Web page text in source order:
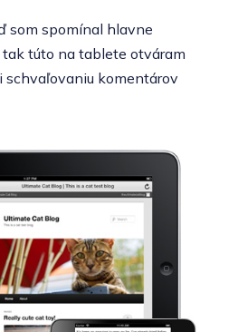
som spomínal hlavne
túto na tablete otváram
schvaľovaniu komentárov